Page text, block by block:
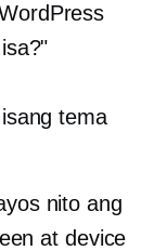
tema
nito ang
at device